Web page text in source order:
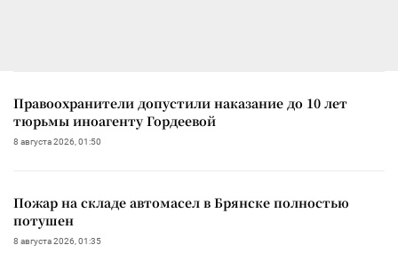
Правоохранители допустили наказание до 10 лет
тюрьмы иноагенту Гордеевой
8 августа 2026, 01:50
Пожар на складе автомасел в Брянске полностью
потушен
8 августа 2026, 01:35